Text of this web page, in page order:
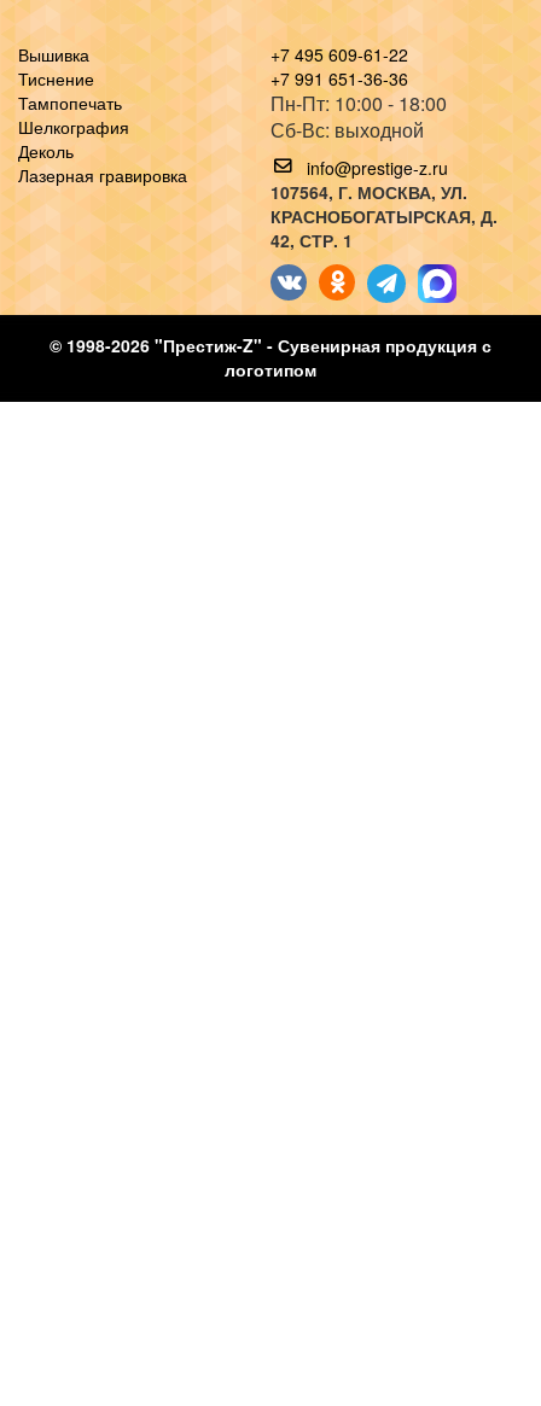
Вышивка
Тиснение
Тампопечать
Шелкография
Деколь
Лазерная гравировка
+7 495 609-61-22
+7 991 651-36-36
Пн-Пт: 10:00 - 18:00
Сб-Вс: выходной
info@prestige-z.ru
107564, Г. МОСКВА, УЛ.
КРАСНОБОГАТЫРСКАЯ, Д.
42, СТР. 1
© 1998-2026 "Престиж-Z" - Сувенирная продукция с
логотипом